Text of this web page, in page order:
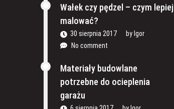
Wałek czy pędzel – czym lepiej
malować?
30 sierpnia 2017 by Igor
No comment
Materiały budowlane
potrzebne do ocieplenia
garażu